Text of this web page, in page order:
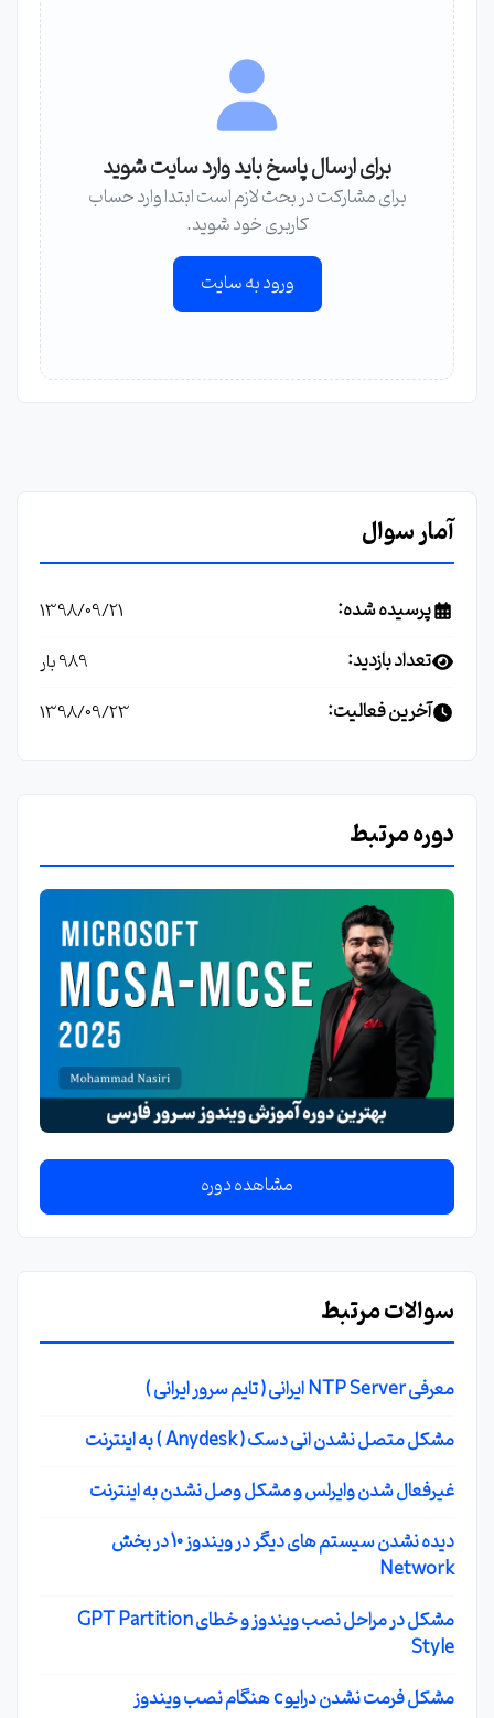
برای ارسال پاسخ باید وارد سایت شوید
برای مشارکت در بحث لازم است ابتدا وارد حساب
کاربری خود شوید.
ورود به سایت
آمار سوال
پرسیده شده: 1398/09/21
تعداد بازدید: 989 بار
آخرین فعالیت: 1398/09/23
دوره مرتبط
مشاهده دوره
سوالات مرتبط
معرفی NTP Server ایرانی ( تایم سرور ایرانی )
مشکل متصل نشدن انی دسک ( Anydesk ) به اینترنت
غیرفعال شدن وایرلس و مشکل وصل نشدن به اینترنت
دیده نشدن سیستم های دیگر در ویندوز 10 در بخش
Network
مشکل در مراحل نصب ویندوز و خطای GPT Partition
Style
مشکل فرمت نشدن درایو c هنگام نصب ویندوز